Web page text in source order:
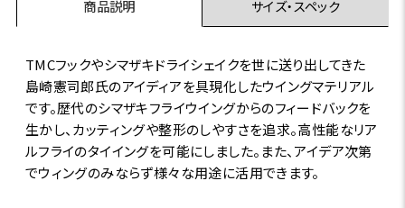
商品説明 サイズ・スペック
TMCフックやシマザキドライシェイクを世に送り出してきた
島崎憲司郎氏のアイディアを具現化したウイングマテリアル
です。歴代のシマザキフライウイングからのフィードバックを
生かし、カッティングや整形のしやすさを追求。高性能なリア
ルフライのタイイングを可能にしました。また、アイデア次第
でウィングのみならず様々な用途に活用できます。